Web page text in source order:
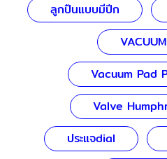
ลูกปืนแบบมีปีก
Vacuum Pad
Valve
ประแจdial